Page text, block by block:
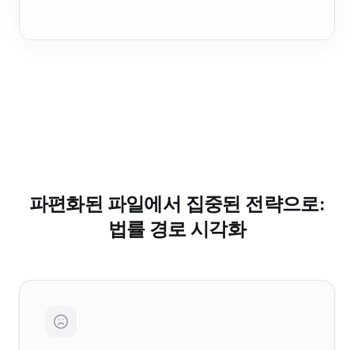
파편화된 파일에서 집중된 전략으로:
법률 경로 시각화